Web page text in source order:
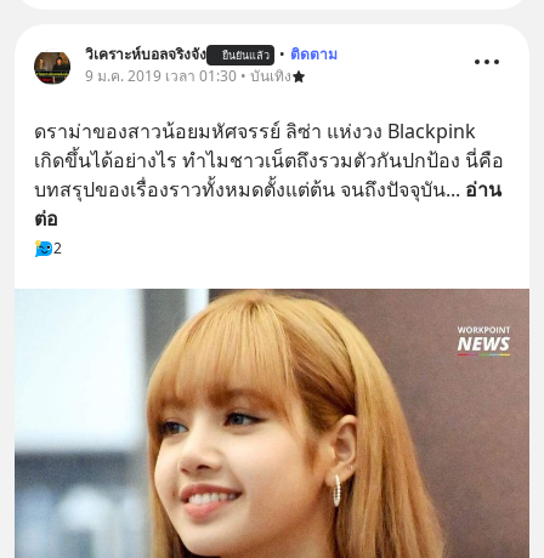
วิเคราะห์บอลจริงจัง ยืนยันแล้ว • ติดตาม
9 ม.ค. 2019 เวลา 01:30 • บันเทิง
ดราม่าของสาวน้อยมหัศจรรย์ ลิซ่า แห่งวง Blackpink
เกิดขึ้นได้อย่างไร ทำไมชาวเน็ตถึงรวมตัวกันปกป้อง นี่คือ
บทสรุปของเรื่องราวทั้งหมดตั้งแต่ต้น จนถึงปัจจุบัน... อ่าน
ต่อ
2